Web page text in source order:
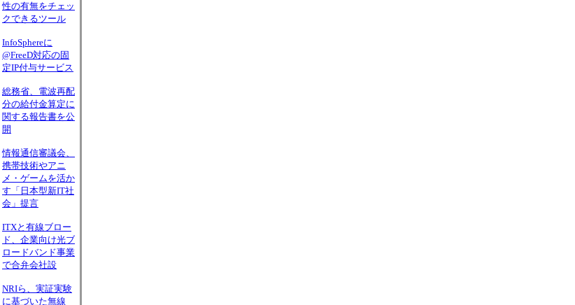
性の有無をチェッ
クできるツール
InfoSphereに
@FreeD対応の固
定IP付与サービス
総務省、電波再配
分の給付金算定に
関する報告書を公
開
情報通信審議会、
携帯技術やアニ
メ・ゲームを活か
す「日本型新IT社
会」提言
ITXと有線ブロー
ド、企業向け光ブ
ロードバンド事業
で合弁会社設
NRIら、実証実験
に基づいた無線